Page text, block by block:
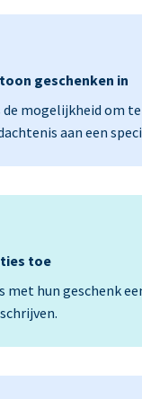
geschenken in
de mogelijkheid om
aan een
toe
met hun geschenk